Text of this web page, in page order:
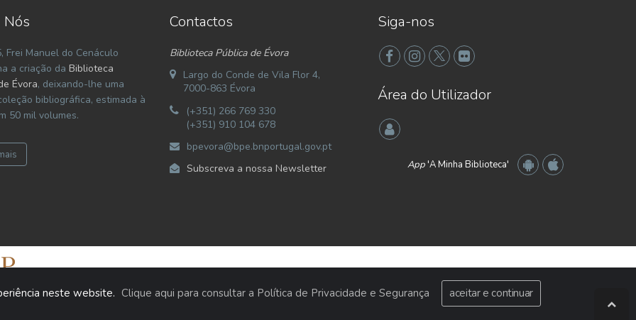
Nós
Frei Manuel do Cenáculo
a criação da Biblioteca
Évora, deixando-lhe uma
bibliográfica, estimada à
50 mil volumes.
Contactos
Biblioteca Pública de Évora
Largo do Conde de Vila Flor 4,
7000-863 Évora
(+351) 266 769 330
(+351) 910 104 678
bpevora@bpe.bnportugal.gov.pt
Subscreva a nossa Newsletter
Siga-nos
Área do Utilizador
App'A Minha Biblioteca'
Acessibilidade Condições de Utilização Privacidade
neste website. Clique aqui para consultar a Política de Privacidade e Segurança aceitar e continuar